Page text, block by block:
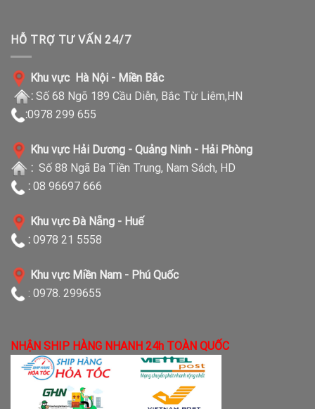
HỖ TRỢ TƯ VẤN 24/7
Khu vực Hà Nội - Miền Bắc
: Số 68 Ngõ 189 Cầu Diễn, Bắc Từ Liêm,HN
:0978 299 655
Khu vực Hải Dương - Quảng Ninh - Hải Phòng
: Số 88 Ngã Ba Tiền Trung, Nam Sách, HD
: 08 96697 666
Khu vực Đà Nẵng - Huế
: 0978 21 5558
Khu vực Miền Nam - Phú Quốc
: 0978. 299655
NHẬN SHIP HÀNG NHANH 24h TOÀN QUỐC